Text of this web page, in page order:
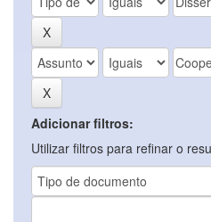
Adicionar filtros:
Utilizar filtros para refinar o